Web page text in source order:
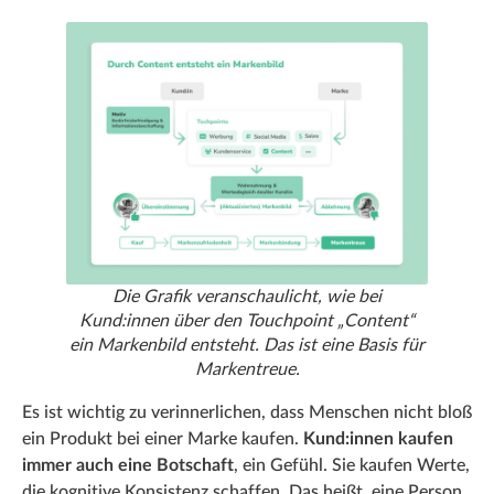
Die Grafik veranschaulicht, wie bei
Kund:innen über den Touchpoint „Content“
ein Markenbild entsteht. Das ist eine Basis für
Markentreue.
Es ist wichtig zu verinnerlichen, dass Menschen nicht bloß
ein Produkt bei einer Marke kaufen. Kund:innen kaufen
immer auch eine Botschaft, ein Gefühl. Sie kaufen Werte,